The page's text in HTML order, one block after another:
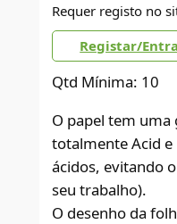
Requer registo no
Registar/
Qtd Mínima: 10
O papel tem
totalmente Acid e
ácidos, evitando
seu trabalho).
O desenho da